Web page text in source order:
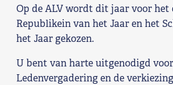
Op de ALV wordt dit jaar voor het
Republikein van het Jaar en het
het Jaar gekozen.
U bent van harte uitgenodigd
Ledenvergadering en de